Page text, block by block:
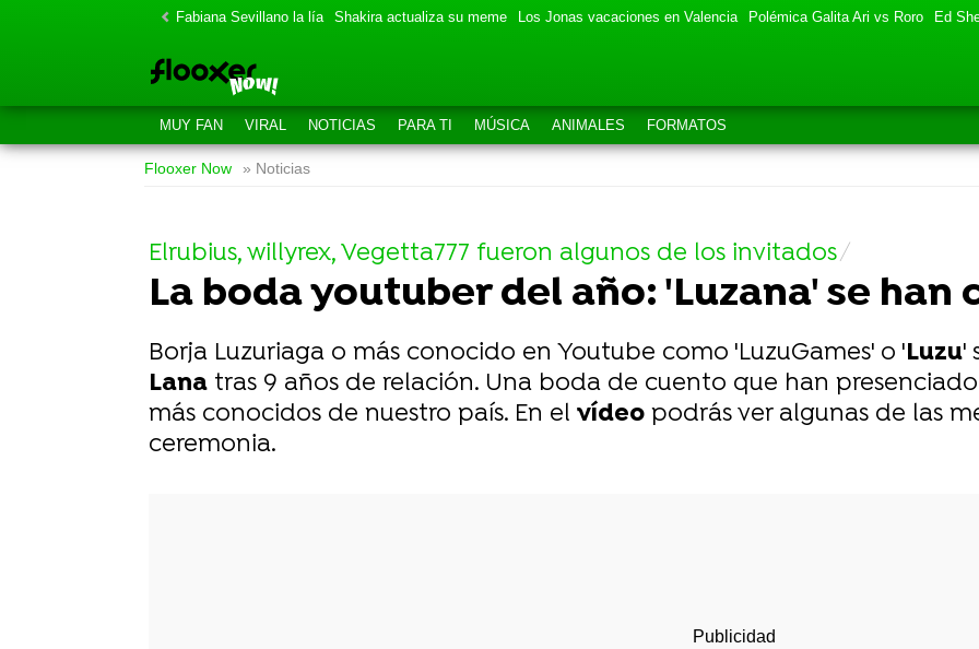
Fabiana Sevillano la lía Shakira actualiza su meme Los Jonas vacaciones en Valencia Polémica Galita Ari vs Roro Ed
MUY FAN VIRAL NOTICIAS PARA TI MÚSICA ANIMALES FORMATOS
Flooxer Now » Noticias
Elrubius, willyrex, Vegetta777 fueron algunos de los invitados
La boda youtuber del año: 'Luzana' se han
Borja Luzuriaga o más conocido en Youtube como 'LuzuGames' o 'Luzu'
Lana tras 9 años de relación. Una boda de cuento que han
más conocidos de nuestro país. En el vídeo podrás ver algunas de las
ceremonia.